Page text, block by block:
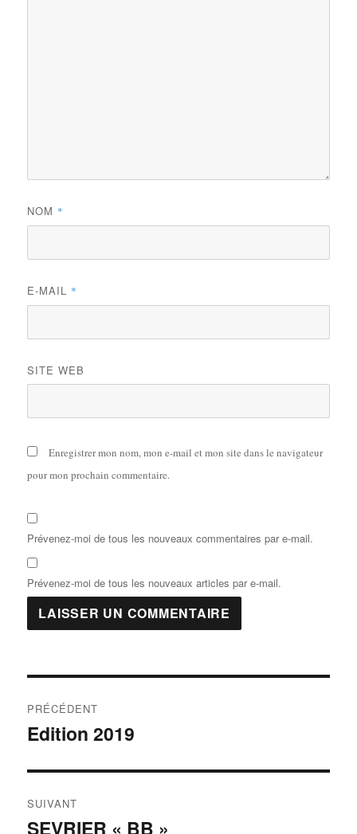
NOM *
E-MAIL *
SITE WEB
Enregistrer mon nom, mon e-mail et mon site dans le navigateur
pour mon prochain commentaire.
Prévenez-moi de tous les nouveaux commentaires par e-mail.
Prévenez-moi de tous les nouveaux articles par e-mail.
PRÉCÉDENT
Edition 2019
SUIVANT
SEVRIER « BB »